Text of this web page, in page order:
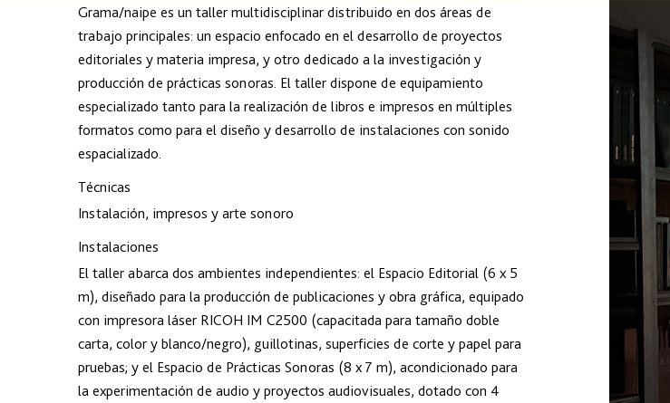
Grama/naipe es un taller multidisciplinar distribuido en dos áreas de
trabajo principales: un espacio enfocado en el desarrollo de proyectos
editoriales y materia impresa, y otro dedicado a la investigación y
producción de prácticas sonoras. El taller dispone de equipamiento
especializado tanto para la realización de libros e impresos en múltiples
formatos como para el diseño y desarrollo de instalaciones con sonido
espacializado.
Técnicas
Instalación, impresos y arte sonoro
Instalaciones
El taller abarca dos ambientes independientes: el Espacio Editorial (6 x 5
m), diseñado para la producción de publicaciones y obra gráfica, equipado
con impresora láser RICOH IM C2500 (capacitada para tamaño doble
carta, color y blanco/negro), guillotinas, superficies de corte y papel para
pruebas; y el Espacio de Prácticas Sonoras (8 x 7 m), acondicionado para
la experimentación de audio y proyectos audiovisuales, dotado con 4